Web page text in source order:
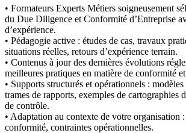
• Formateurs Experts Métiers soigneusement
du Due Diligence et Conformité d’Entreprise
d’expérience.
• Pédagogie active : études de cas, travaux
situations réelles, retours d’expérience terrain.
• Contenus à jour des dernières évolutions
meilleures pratiques en matière de conformité
• Supports structurés et opérationnels :
trames de rapports, exemples de cartographies
de contrôle.
• Adaptation au contexte de votre organisation
conformité, contraintes opérationnelles.